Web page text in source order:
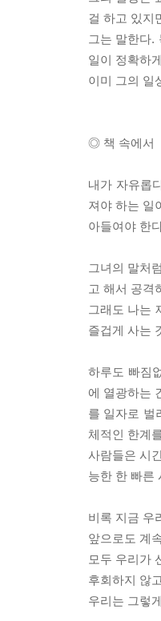
걸 하고 있지
그는 말한다.
일이 정확하
이미 그의 일
◎ 책 속에서
내가 자유롭
져야 하는 일
아들여야 한
그녀의 말처
고 해서 공격
그래도 나는
즐겁게 사는
하루도 빠짐
에 열광하는
를 일자로 벌
체적인 한계
사람들은 시
능한 한 빠른
비록 지금 우
앞으로도 계
모두 우리가
후회하지 않
우리는 그렇